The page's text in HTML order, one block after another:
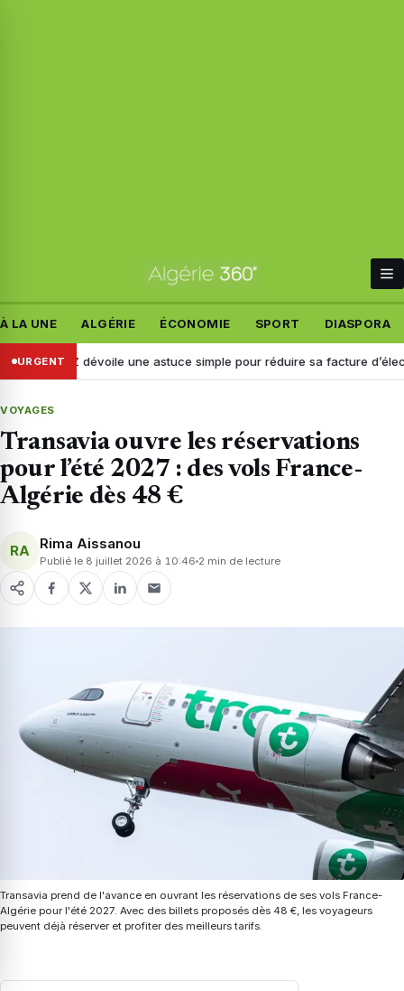
À LA UNE ALGÉRIE ÉCONOMIE SPORT DIASPORA
URGENTdévoile une astuce simple pour réduire sa facture d’électricité
VOYAGES
Transavia ouvre les réservations
pour l’été 2027 : des vols France-
Algérie dès 48 €
RA Rima Aissanou
Publié le 8 juillet 2026 à 10:46 2 min de lecture
Transavia prend de l'avance en ouvrant les réservations de ses vols France-
Algérie pour l'été 2027. Avec des billets proposés dès 48 €, les voyageurs
peuvent déjà réserver et profiter des meilleurs tarifs.